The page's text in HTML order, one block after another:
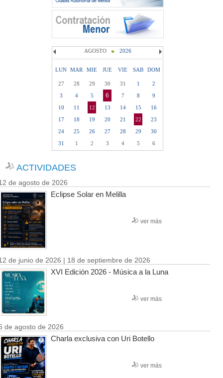
AGOSTO 2026
LUN MAR MIE JUE VIE SAB DOM
27 28 29 30 31 1
2
3
4 5 6 7 8
9
10
11 12 13 14 15
16
17
18 19 20 21 22
23
24
25 26 27 28 29
30
31
1 2 3 4 5 6
ACTIVIDADES
de agosto de 2026
Eclipse Solar en Melilla
ver más
de junio de 2026 | 18 de septiembre de 2026
XVI Edición 2026 - Música a la Luna
ver más
de agosto de 2026
Charla exclusiva con Uri Botello
ver más